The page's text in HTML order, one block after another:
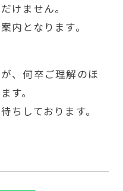
けません。
内となります。
、何卒ご理解のほ
す。
ちしております。